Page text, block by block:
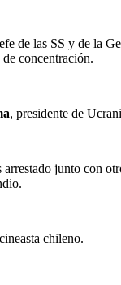
de las SS y de la
concentración.
, presidente de
arrestado junto con
chileno.